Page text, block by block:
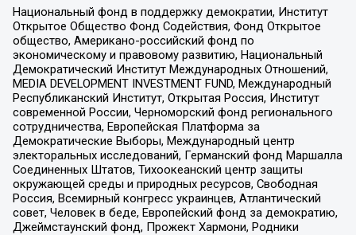
Национальный фонд в поддержку демократии, Институт
Открытое Общество Фонд Содействия, Фонд Открытое
общество, Американо-российский фонд по
экономическому и правовому развитию, Национальный
Демократический Институт Международных Отношений,
MEDIA DEVELOPMENT INVESTMENT FUND, Международный
Республиканский Институт, Открытая Россия, Институт
современной России, Черноморский фонд регионального
сотрудничества, Европейская Платформа за
Демократические Выборы, Международный центр
электоральных исследований, Германский фонд Маршалла
Соединенных Штатов, Тихоокеанский центр защиты
окружающей среды и природных ресурсов, Свободная
Россия, Всемирный конгресс украинцев, Атлантический
совет, Человек в беде, Европейский фонд за демократию,
Джеймстаунский фонд, Прожект Хармони, Родники